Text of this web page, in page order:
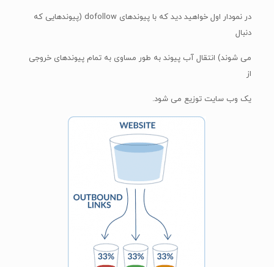
در نمودار اول خواهید دید که با پیوندهای dofollow (پیوندهایی که
دنبال
می شوند) انتقال آب پیوند به طور مساوی به تمام پیوندهای خروجی
از
یک وب سایت توزیع می شود.